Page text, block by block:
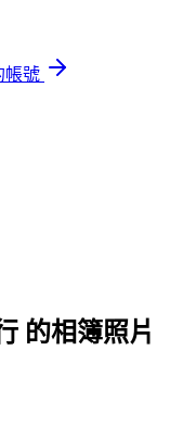
帳號
的相簿照片